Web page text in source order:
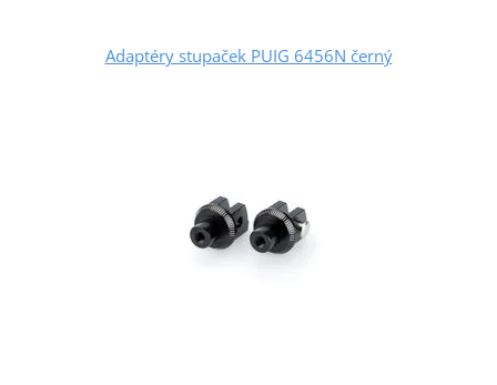
Adaptéry stupaček PUIG 6456N černý